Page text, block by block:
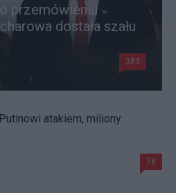
przemówieniu
dostała szału
383
atakiem, miliony
78